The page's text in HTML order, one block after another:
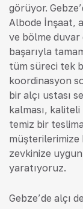
görüyor.
Albode İnşaat,
ve bölme duvar
başarıyla
tüm süreci tek
koordinasyon
bir alçı ustası
kalması,
temiz bir
müşterilerimize
zevkinize
yaratıyoruz.
Gebze’de alçı